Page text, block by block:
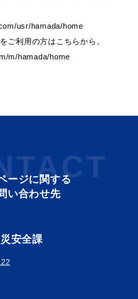
子育て
就職・退職
usr/hamada/home
ご利用の方はこちらから。
m/hamada/home
ージに関する
い合わせ先
安全課